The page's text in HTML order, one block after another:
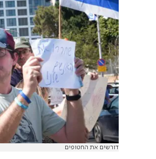
דורשים את החטופים